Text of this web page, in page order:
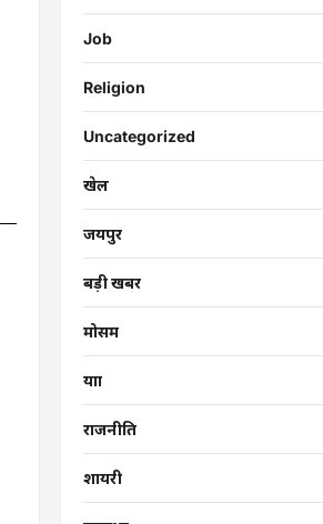
Job
Religion
Uncategorized
खेल
जयपुर
बड़ी खबर
मोसम
यात्रा
राजनीति
शायरी